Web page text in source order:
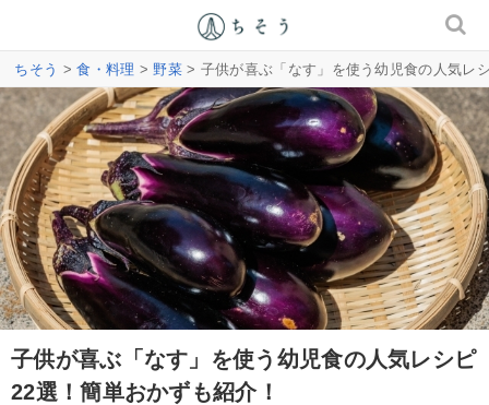
ちそう >食・料理 >野菜> 子供が喜ぶ「なす」を使う幼児食の人気レ
子供が喜ぶ「なす」を使う幼児食の人気レシピ
22選！簡単おかずも紹介！